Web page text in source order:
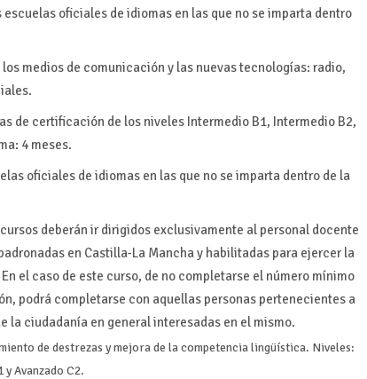
escuelas oficiales de idiomas en las que no se imparta dentro
medios de comunicación y las nuevas tecnologías: radio,
de certificación de los niveles Intermedio B1, Intermedio B2,
4 meses.
oficiales de idiomas en las que no se imparta dentro de la
deberán ir dirigidos exclusivamente al personal docente
en Castilla-La Mancha y habilitadas para ejercer la
el caso de este curso, de no completarse el número mínimo
podrá completarse con aquellas personas pertenecientes a
la ciudadanía en general interesadas en el mismo.
de destrezas y mejora de la competencia lingüística. Niveles:
Avanzado C2.